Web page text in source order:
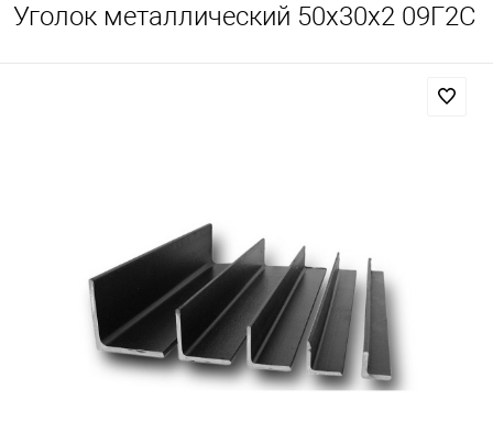
Уголок металлический 50х30х2 09Г2С